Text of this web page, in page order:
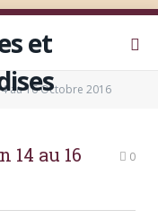
au 16 Octobre 2016
14 au 16
0